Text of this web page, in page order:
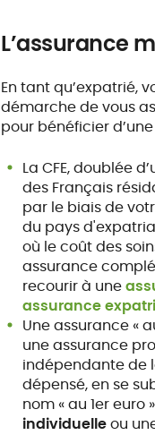
L’assurance
En tant qu’expatrié,
démarche de vous
pour bénéficier
La CFE, doublée
des Français
par le biais de
du pays
où le coût des
assurance
recourir à une
assurance
Une assurance «
une assurance
indépendante de
dépensé, en se
nom « au 1er
individuelleou